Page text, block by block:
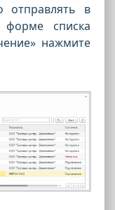
отправлять в
списка
нажмите